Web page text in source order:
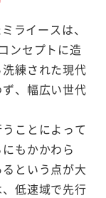
ライースは、
ンセプトに造
練された現代
、幅広い世代
ことによって
もかかわら
という点が大
低速域で先行